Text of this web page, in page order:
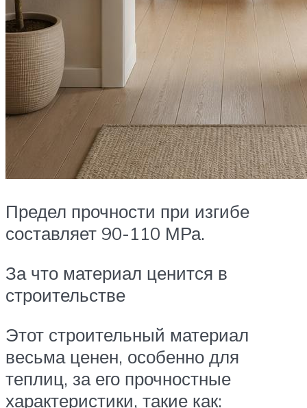
Предел прочности при изгибе
составляет 90-110 МРа.
За что материал ценится в
строительстве
Этот строительный материал
весьма ценен, особенно для
теплиц, за его прочностные
характеристики, такие как: